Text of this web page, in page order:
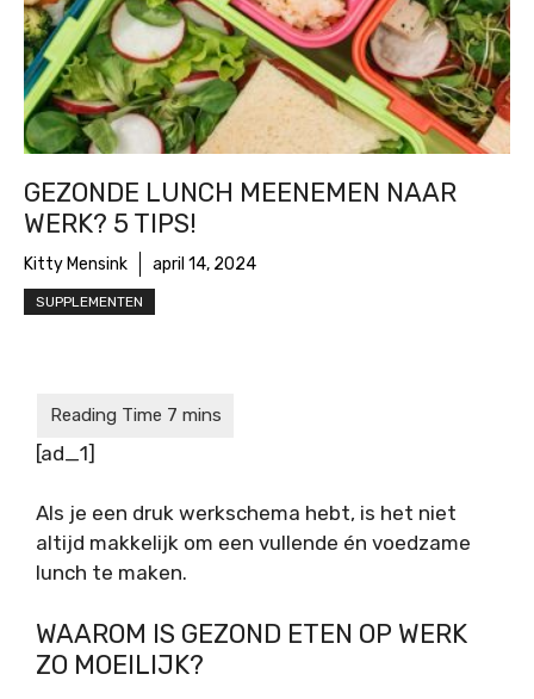
GEZONDE LUNCH MEENEMEN NAAR
WERK? 5 TIPS!
Kitty Mensink april 14, 2024
SUPPLEMENTEN
[ad_1]
Als je een druk werkschema hebt, is het niet
altijd makkelijk om een vullende én voedzame
lunch te maken.
WAAROM IS GEZOND ETEN OP WERK
ZO MOEILIJK?